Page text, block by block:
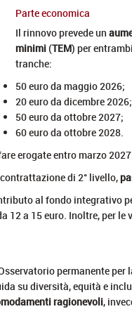
Parte economica
Il rinnovo prevede un
minimi (TEM) per
tranche:
50 euro da maggio 2026;
20 euro da dicembre 2026;
50 euro da ottobre 2027;
60 euro da ottobre 2028.
erogate entro marzo 2027.
di 2° livello,
al fondo integrativo
12 a 15 euro. Inoltre, per
permanente
su diversità, equità e
ragionevoli,